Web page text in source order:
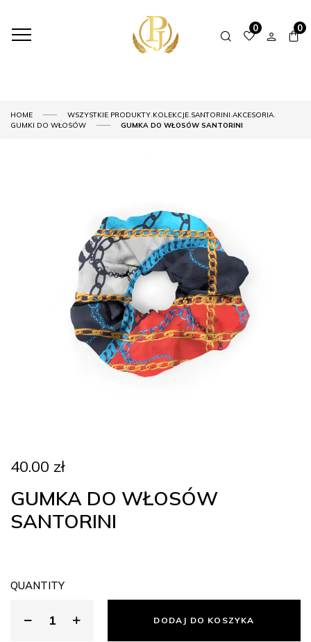
0 0
HOME WSZYSTKIE PRODUKTY,KOLEKCJE,SANTORINI,AKCESORIA,
GUMKI DO WŁOSÓW
GUMKA DO WŁOSÓW SANTORINI
40.00 zł
GUMKA DO WŁOSÓW
SANTORINI
QUANTITY
DODAJ DO KOSZYKA